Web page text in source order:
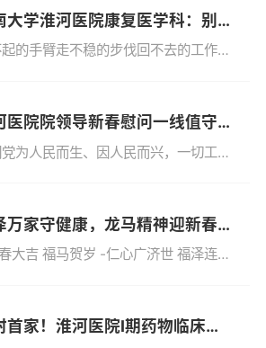
河南大学淮河医院康复医学科：别让功能障碍困住人生！专业康复，为你点亮希望
抬不起的手臂走不稳的步伐回不去的工作与生活……这些曾是功能障碍患者康复路上的沉重枷锁在康复医学领域精准评估、智能干预与人文关怀的融合是患者重归正常生活的关键近日，河南大学淮河医院康复医学科迎来发展新跨越。科室创新构建“智能化+精准化”康复诊疗体系，以AI赋能康复技术为核心，融合经颅磁刺激、体外冲击波等前沿手段，搭配传统中医康复疗法，形成“早期介入+个性方案+多学科协同”的康复模式，为神经损伤、...
淮河医院院领导新春慰问一线值守人员与在院患者
我们党为人民而生、因人民而兴，一切工作都是为了人民的幸福。我们要始终坚持人民至上，树立和践行正确政绩观，创造经得起实践、人民、历史检验的实绩。 ——习近平2026年2月14日在二〇二六年春节团拜会上的讲话骏马迎春送福至，医心坚守暖新春。丙午马年大年初一，淮河医院党委书记张东强，淮河医院院长、党委副书记、第二临床医学院（淮河医院）院长左克强，第二临床医学院（淮河医院）执行院长、淮河医院副院长秦...
福泽万家守健康，龙马精神迎新春！河南大学淮河医院给您拜年啦！
- 新春大吉 福马贺岁 -仁心广济世 福泽连万家值此丙午马年新春佳节到来之际河南大学淮河医院 全体医护人员向您致以最诚挚的节日问候！祝祖国繁荣昌盛，国泰民安！祝学校蓬勃发展，再谱华章！祝大家新春快乐，龙马精神！身体健康，阖家幸福，万事如意！2026年是奔腾奋进、蓄势跨越之年淮河医院将继续弘扬“自信、拼搏、开放、创新”的新时代河大精神传承“献身、负责、求实”的治淮精神与时代共振，与学校同进以龙马...
开封首家！淮河医院I期药物临床试验专业通过省药监局备案后首次监督检查